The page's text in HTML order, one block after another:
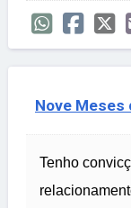
Nove Meses
Tenho